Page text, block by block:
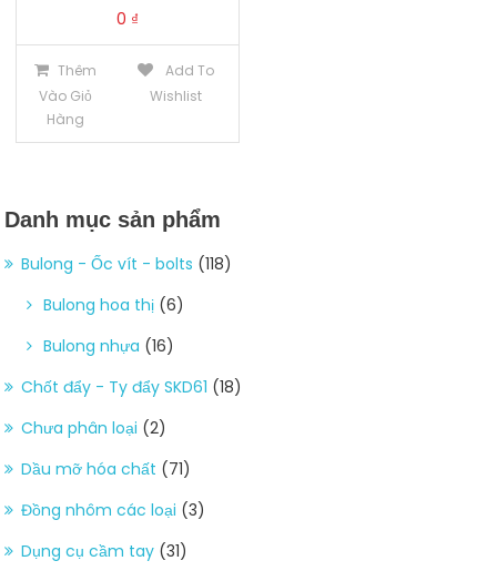
0 ₫
Thêm
Vào Giỏ
Hàng
Add To
Wishlist
Danh mục sản phẩm
Bulong - Ốc vít - bolts (118)
Bulong hoa thị (6)
Bulong nhựa (16)
Chốt đẩy - Ty đẩy SKD61 (18)
Chưa phân loại (2)
Dầu mỡ hóa chất (71)
Đồng nhôm các loại (3)
Dụng cụ cầm tay (31)